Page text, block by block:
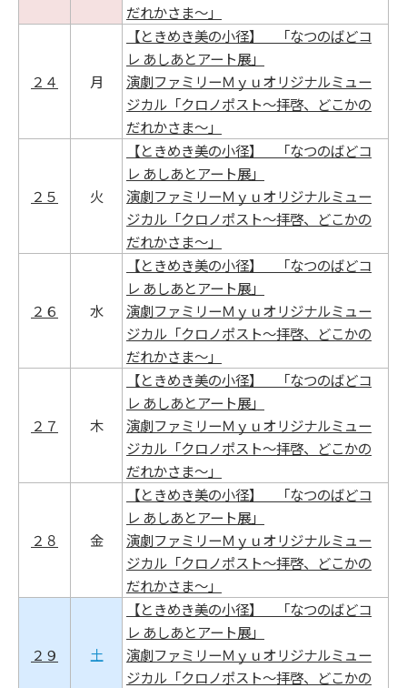
だれかさま～」
２４ 月
【ときめき美の小径】 「なつのばどコ
レ あしあとアート展」
演劇ファミリーＭｙｕオリジナルミュー
ジカル「クロノポスト～拝啓、どこかの
だれかさま～」
２５ 火
【ときめき美の小径】 「なつのばどコ
レ あしあとアート展」
演劇ファミリーＭｙｕオリジナルミュー
ジカル「クロノポスト～拝啓、どこかの
だれかさま～」
２６ 水
【ときめき美の小径】 「なつのばどコ
レ あしあとアート展」
演劇ファミリーＭｙｕオリジナルミュー
ジカル「クロノポスト～拝啓、どこかの
だれかさま～」
２７ 木
【ときめき美の小径】 「なつのばどコ
レ あしあとアート展」
演劇ファミリーＭｙｕオリジナルミュー
ジカル「クロノポスト～拝啓、どこかの
だれかさま～」
２８ 金
【ときめき美の小径】 「なつのばどコ
レ あしあとアート展」
演劇ファミリーＭｙｕオリジナルミュー
ジカル「クロノポスト～拝啓、どこかの
だれかさま～」
２９ 土
【ときめき美の小径】 「なつのばどコ
レ あしあとアート展」
演劇ファミリーＭｙｕオリジナルミュー
ジカル「クロノポスト～拝啓、どこかの